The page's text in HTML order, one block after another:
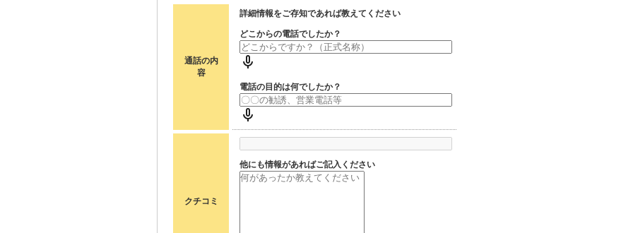
通話の内
容
詳細情報をご存知であれば教えてください
どこからの電話でしたか？
電話の目的は何でしたか？
クチコミ
他にも情報があればご記入ください